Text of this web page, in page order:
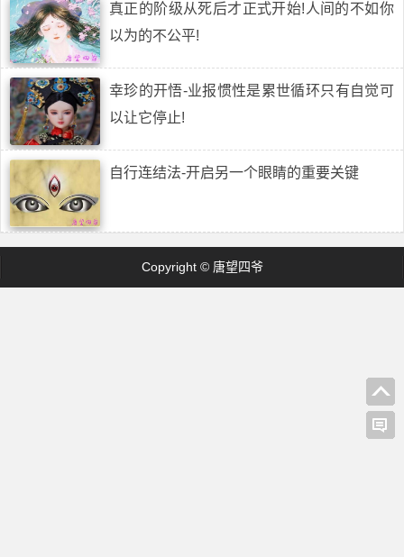
真正的阶级从死后才正式开始!人间的不如你
以为的不公平!
幸珍的开悟-业报惯性是累世循环只有自觉可
以让它停止!
自行连结法-开启另一个眼睛的重要关键
Copyright © 唐望四爷